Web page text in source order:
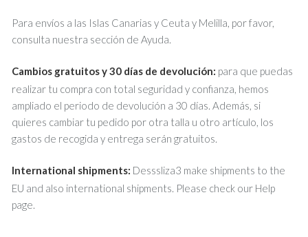
Para envíos a las Islas Canarias y Ceuta y Melilla, por favor,
consulta nuestra sección de Ayuda.
Cambios gratuitos y 30 días de devolución: para que puedas
realizar tu compra con total seguridad y confianza, hemos
ampliado el periodo de devolución a 30 días. Además, si
quieres cambiar tu pedido por otra talla u otro artículo, los
gastos de recogida y entrega serán gratuitos.
International shipments: Desssliza3 make shipments to the
EU and also international shipments. Please check our Help
page.